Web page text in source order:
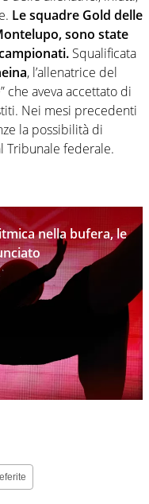
Le squadre Gold delle
sono state
Squalificata
, l’allenatrice del
che aveva accettato di
Nei mesi precedenti
la possibilità di
Tribunale federale.
nella bufera, le